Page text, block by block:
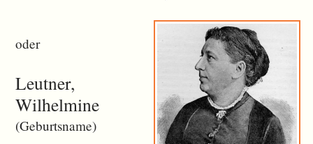
oder
Leutner,
Wilhelmine
(Geburtsname)